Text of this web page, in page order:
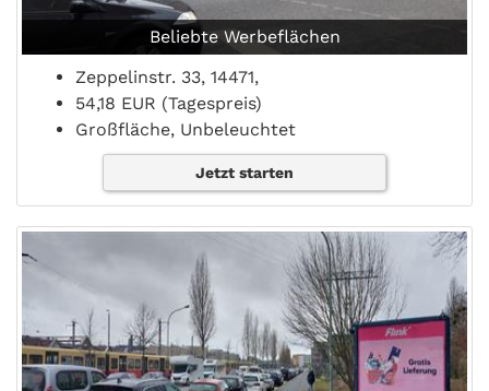
Beliebte Werbeflächen
Zeppelinstr. 33, 14471,
54,18 EUR (Tagespreis)
Großfläche, Unbeleuchtet
Jetzt starten